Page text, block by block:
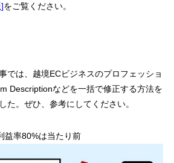
をご覧ください。
では、越境ECビジネスのプロフェッショ
Descriptionなどを一括で修正する方法を
た。ぜひ、参考にしてください。
益率80%は当たり前